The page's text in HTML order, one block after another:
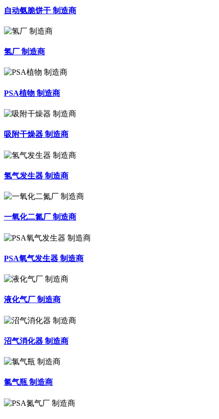
自动氨脆饼干 制造商
氢厂 制造商
PSA植物 制造商
吸附干燥器 制造商
氢气发生器 制造商
一氧化二氮厂 制造商
PSA氧气发生器 制造商
液化气厂 制造商
沼气消化器 制造商
氯气瓶 制造商